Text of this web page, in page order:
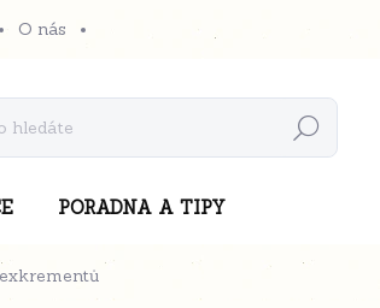
O nás
Hledat
PORADNA A TIPY